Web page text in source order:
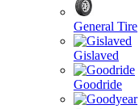
General Tire
Gislaved
Goodride